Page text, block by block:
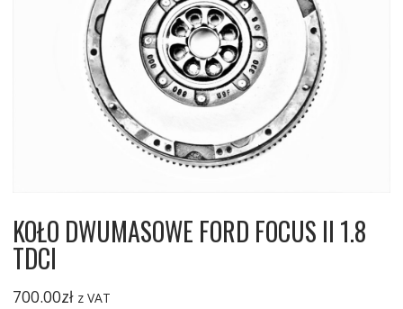
KOŁO DWUMASOWE FORD FOCUS II 1.8
TDCI
700.00zł z VAT